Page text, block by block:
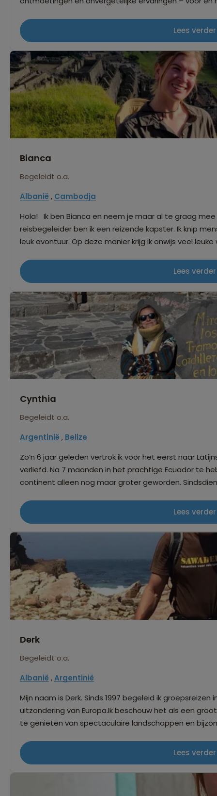
een groot cadeau om te mogen genieten van de
wereld te bieden heeft. Leuk weetje: ik volgde een
heenreis mijn broer in Shanghai en reisde daarna
me altijd is bijgebleven. Ik kijk ernaar uit jullie te
Lees verder
Bianca
Begeleidt o.a.
Albanië , Cambodja
Hola! Ik ben Bianca en neem je maar al te graag
reisbegeleider ben ik een reizende kapster. Ik knip
leuk avontuur. Op deze manier krijg ik onwijs veel
Lees verder
Cynthia
Begeleidt o.a.
Argentinië , Belize
Zo’n 6 jaar geleden vertrok ik voor het eerst naar
verliefd. Na 7 maanden in het prachtige Ecuador te
continent alleen nog maar groter geworden. Sindsdien is Latijns-Amerika niet meer weg te denken
en relaxte bevolking, het magische Amazone regenwoud, eindeloze (hoog)vlaktes
niemand tegen komt, eeuwenoude culturen,
dit is voor mij het mooiste continent op aarde en dat wil ik jullie
pas echt bij als je het land goed leert kennen. Het
het ruiken van andere geuren, communiceren met de lokale bevolking,
land leren kennen en nieuwsgierig zijn. Iedere
het reizen in een groep ook zo leuk. Samen zie je veel meer en deel je de
momenten. Gaan jullie mee op avontuur?
Lees verder
Derk
Begeleidt o.a.
Albanië ,Argentinië
Mijn naam is Derk. Sinds 1997 begeleid ik
uitzondering van Europa.Ik beschouw het als een
te genieten van spectaculaire landschappen en
medereizigers zijn, of personen uit andere culturen.
waarden en het werkt verrassend. De wereld is zo
Lees verder